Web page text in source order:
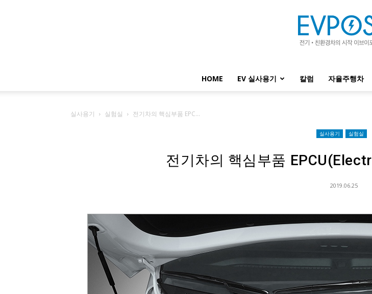
HOME EV 실사용기 칼럼 자율주행차
실사용기 실험실 전기차의 핵심부품 EPC...
실사용기 실험실
전기차의 핵심부품
2019.06.25